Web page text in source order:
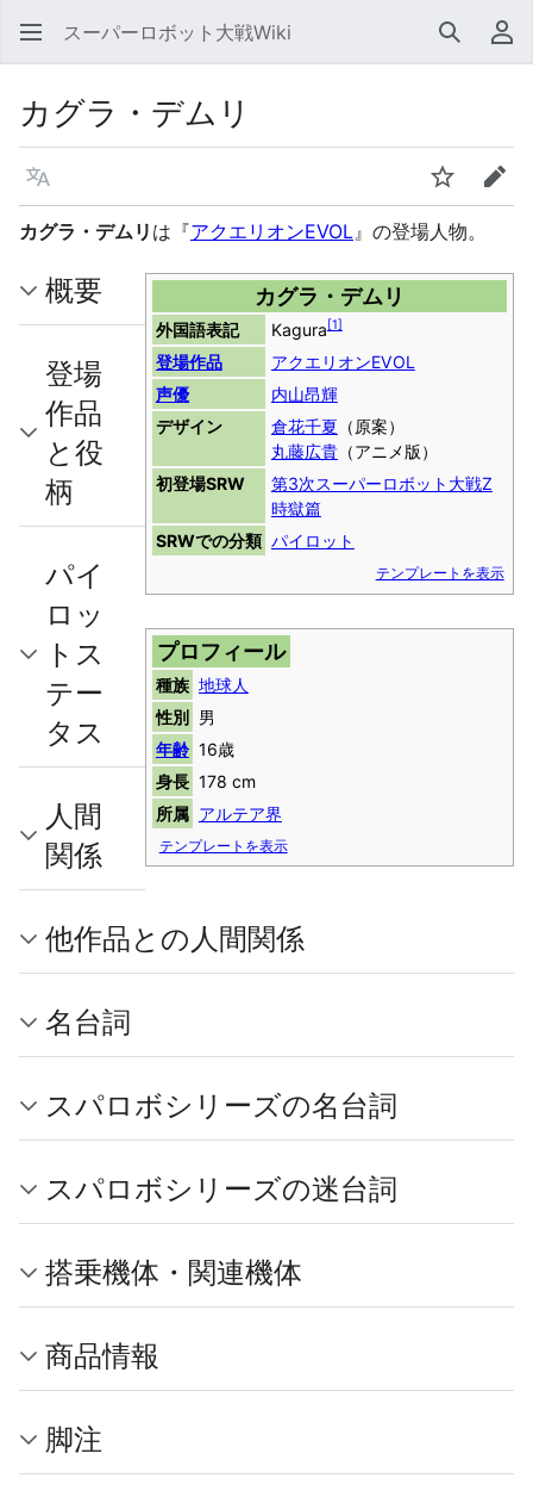
スーパーロボット大戦Wiki 検索 利
カグラ・デムリ
言語 ウォッチ編集
カグラ・デムリ は『アクエリオンEVOL』の登場人物。
カグラ・デムリ
外国語表記 Kagura[1
登場作品
アクエリオンEVOL
声優
内山昂輝
デザイン
倉花千夏 （原案）
丸藤広貴（アニメ版）
初登場SRW
第3次スーパーロボット大戦Z
時獄篇
SRWでの分類 パイロット
テンプレートを表示
プロフィール
種族 地球人
性別 男
年齢 16歳
身長 178 cm
所属 アルテア界
テンプレートを表示
概要
登場
作品
と役
柄
パイ
ロッ
トス
テー
タス
人間
関係
他作品との人間関係
名台詞
スパロボシリーズの名台詞
スパロボシリーズの迷台詞
搭乗機体・関連機体
商品情報
脚注